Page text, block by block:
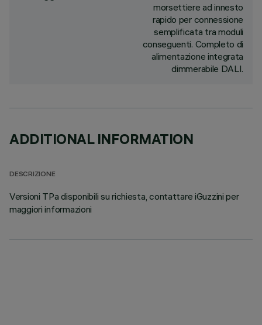
morsettiere ad innesto
rapido per connessione
semplificata tra moduli
conseguenti. Completo di
alimentazione integrata
dimmerabile DALI.
ADDITIONAL INFORMATION
DESCRIZIONE
Versioni TPa disponibili su richiesta, contattare iGuzzini per
maggiori informazioni